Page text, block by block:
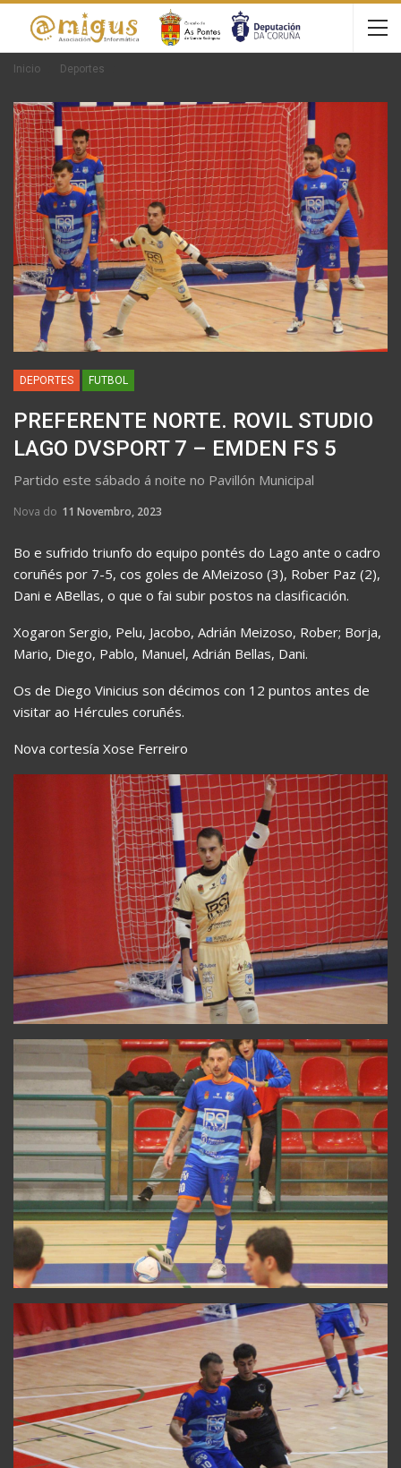
Inicio Deportes
DEPORTES FUTBOL
PREFERENTE NORTE. ROVIL STUDIO
LAGO DVSPORT 7 – EMDEN FS 5
Partido este sábado á noite no Pavillón Municipal
Nova do 11 Novembro, 2023
Bo e sufrido triunfo do equipo pontés do Lago ante o cadro
coruñés por 7-5, cos goles de AMeizoso (3), Rober Paz (2),
Dani e ABellas, o que o fai subir postos na clasificación.
Xogaron Sergio, Pelu, Jacobo, Adrián Meizoso, Rober; Borja,
Mario, Diego, Pablo, Manuel, Adrián Bellas, Dani.
Os de Diego Vinicius son décimos con 12 puntos antes de
visitar ao Hércules coruñés.
Nova cortesía Xose Ferreiro